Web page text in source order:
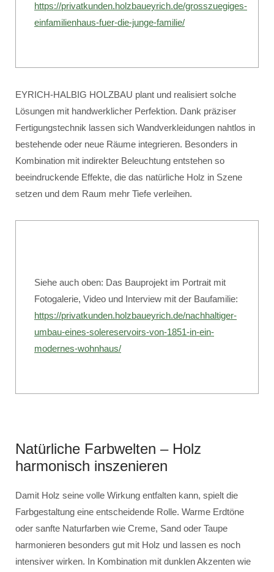
https://privatkunden.holzbaueyrich.de/grosszuegiges-
einfamilienhaus-fuer-die-junge-familie/
EYRICH-HALBIG HOLZBAU plant und realisiert solche
Lösungen mit handwerklicher Perfektion. Dank präziser
Fertigungstechnik lassen sich Wandverkleidungen nahtlos in
bestehende oder neue Räume integrieren. Besonders in
Kombination mit indirekter Beleuchtung entstehen so
beeindruckende Effekte, die das natürliche Holz in Szene
setzen und dem Raum mehr Tiefe verleihen.
Siehe auch oben: Das Bauprojekt im Portrait mit
Fotogalerie, Video und Interview mit der Baufamilie:
https://privatkunden.holzbaueyrich.de/nachhaltiger-
umbau-eines-solereservoirs-von-1851-in-ein-
modernes-wohnhaus/
Natürliche Farbwelten – Holz
harmonisch inszenieren
Damit Holz seine volle Wirkung entfalten kann, spielt die
Farbgestaltung eine entscheidende Rolle. Warme Erdtöne
oder sanfte Naturfarben wie Creme, Sand oder Taupe
harmonieren besonders gut mit Holz und lassen es noch
intensiver wirken. In Kombination mit dunklen Akzenten wie